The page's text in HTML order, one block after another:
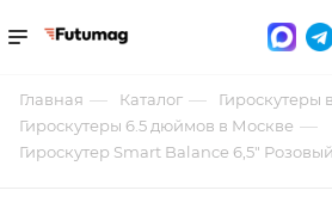
Главная — Каталог — Гироскутеры
Гироскутеры 6.5 дюймов в Москве —
Гироскутер Smart Balance 6,5" Розовый